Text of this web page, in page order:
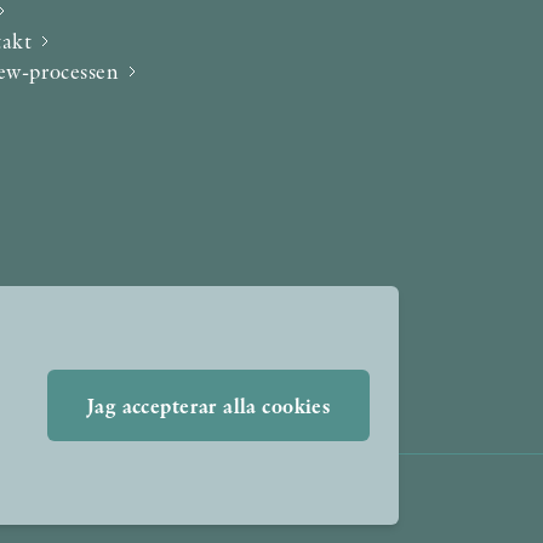
processen
Jag accepterar alla cookies